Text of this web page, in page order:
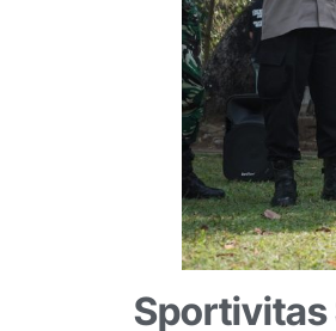
Sportivitas